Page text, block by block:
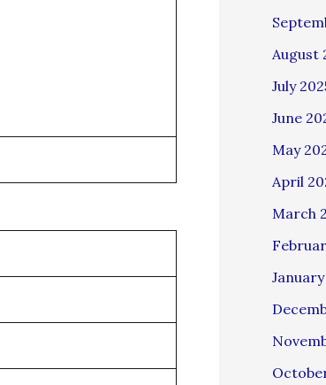
August
July
June
May
April
March